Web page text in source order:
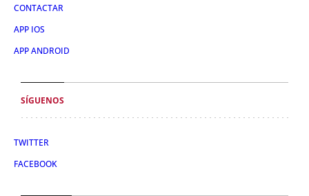
CONTACTAR
APP IOS
APP ANDROID
SÍGUENOS
TWITTER
FACEBOOK